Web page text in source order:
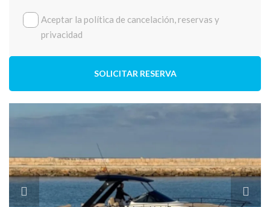
Aceptar la política de cancelación, reservas y
privacidad
SOLICITAR RESERVA